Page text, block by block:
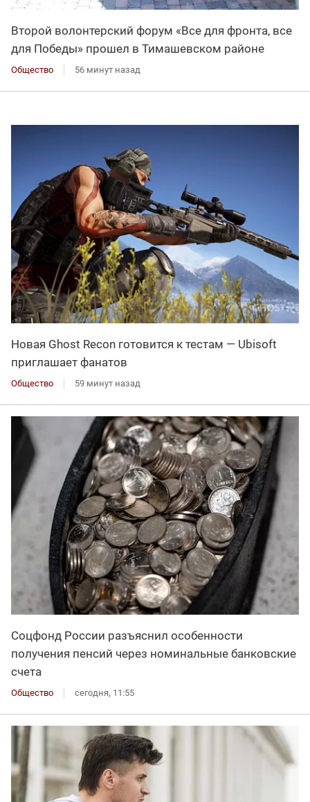
Второй волонтерский форум «Все для фронта, все
для Победы» прошел в Тимашевском районе
Общество 56 минут назад
Новая Ghost Recon готовится к тестам — Ubisoft
приглашает фанатов
Общество 59 минут назад
Соцфонд России разъяснил особенности
получения пенсий через номинальные банковские
счета
Общество сегодня, 11:55